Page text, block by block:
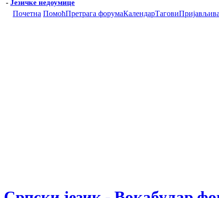
- Језичке недоумице
Почетна ПомоћПретрага форумаКалендарТагови